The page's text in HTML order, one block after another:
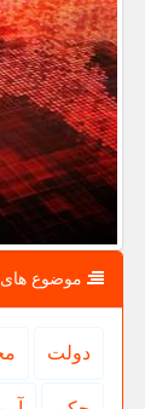
موضوع های
دولت